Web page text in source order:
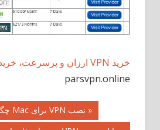
خرید VPN ارزان و پرسرعت، خرید کریو
parsvpn.online
راهبری« نصب VPN برای Mac چگونه انجام می شود؟